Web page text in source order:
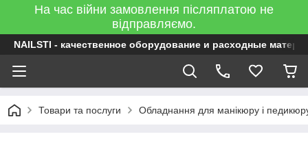
На час війни замовлення післяплатою не
відправляємо.
NAILSTI - качественное оборудование и расходные
Товари та послуги Обладнання для манікюру і